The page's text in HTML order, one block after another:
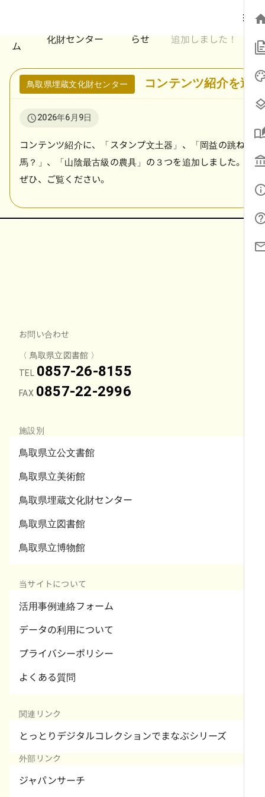
ム
化財センター
らせ
コンテンツ紹介を
追加しました！
鳥取県埋蔵文化財センター コンテンツ紹介を追
2026年6月9日
コンテンツ紹介に、「スタンプ文土器」、「岡益の跳ね
馬？」、「山陰最古級の農具」の３つを追加しました。
ぜひ、ご覧ください。
お問い合わせ
〈 鳥取県立図書館 〉
TEL
0857-26-8155
FAX 0857-22-2996
施設別
鳥取県立公文書館
鳥取県立美術館
鳥取県埋蔵文化財センター
鳥取県立図書館
鳥取県立博物館
当サイトについて
活用事例連絡フォーム
データの利用について
プライバシーポリシー
よくある質問
関連リンク
とっとりデジタルコレクションでまなぶシリーズ
外部リンク
ジャパンサーチ